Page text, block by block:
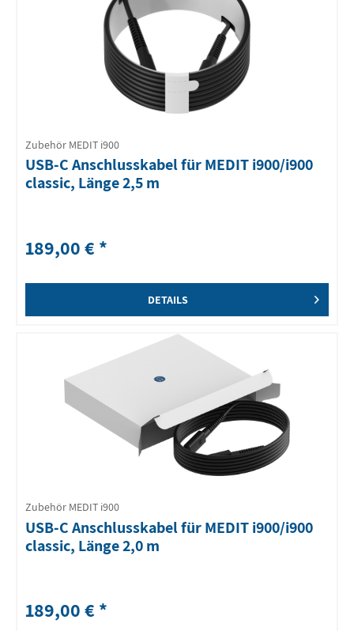
Zubehör MEDIT i900
USB-C Anschlusskabel für MEDIT i900/i900
classic, Länge 2,5 m
189,00 € *
DETAILS
Zubehör MEDIT i900
USB-C Anschlusskabel für MEDIT i900/i900
classic, Länge 2,0 m
189,00 € *